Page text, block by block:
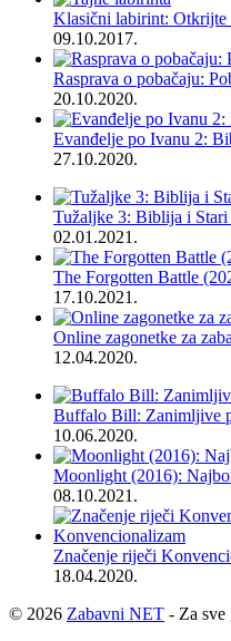
Klasični labirint: Otkrijte
09.10.2017.
Rasprava o pobačaju:
20.10.2020.
Evanđelje po Ivanu 2:
27.10.2020.
Tužaljke 3: Biblija i Stari
02.01.2021.
The Forgotten Battle
17.10.2021.
Online zagonetke za
12.04.2020.
Buffalo Bill: Zanimljive
10.06.2020.
Moonlight (2016):
08.10.2021.
Značenje riječi
18.04.2020.
© 2026 Zabavni NET - Za sve